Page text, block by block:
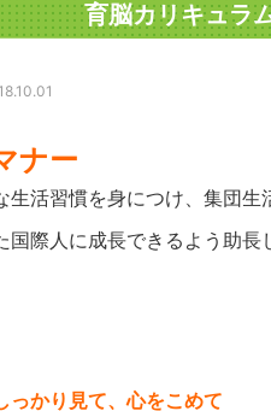
育脳カリキュラ
ナー
活習慣を身につけ、集団生
際人に成長できるよう助長
っかり見て、心をこめて